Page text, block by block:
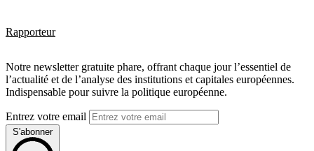
Rapporteur
Notre newsletter gratuite phare, offrant chaque jour l’essentiel de
l’actualité et de l’analyse des institutions et capitales européennes.
Indispensable pour suivre la politique européenne.
Entrez votre email
S'abonner